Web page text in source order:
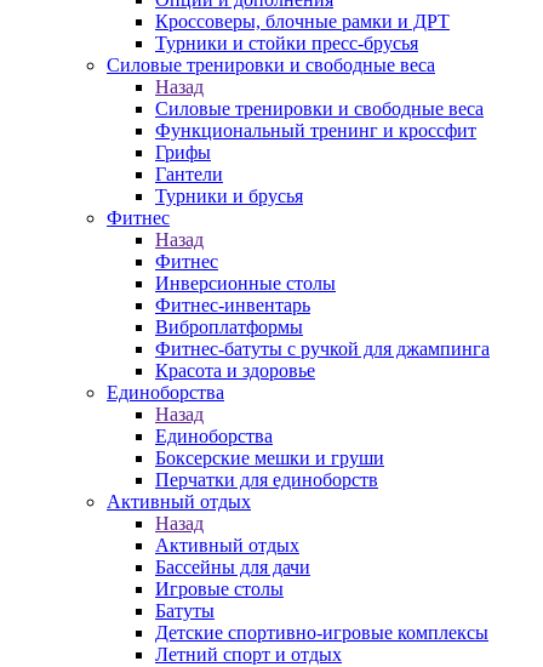
Кроссоверы, блочные рамки и ДРТ
Турники и стойки пресс-брусья
Силовые тренировки и свободные веса
Назад
Силовые тренировки и свободные веса
Функциональный тренинг и кроссфит
Грифы
Гантели
Турники и брусья
Фитнес
Назад
Фитнес
Инверсионные столы
Фитнес-инвентарь
Виброплатформы
Фитнес-батуты с ручкой для джампинга
Красота и здоровье
Единоборства
Назад
Единоборства
Боксерские мешки и груши
Перчатки для единоборств
Активный отдых
Назад
Активный отдых
Бассейны для дачи
Игровые столы
Батуты
Детские спортивно-игровые комплексы
Летний спорт и отдых